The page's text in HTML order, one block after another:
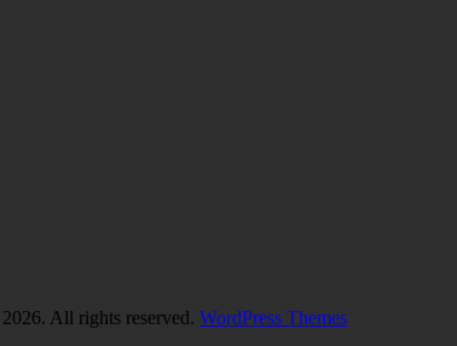
2026. All rights reserved. WordPress Themes